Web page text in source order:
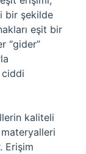
bir şekilde
eşit bir
“gider”
ciddi
kaliteli
Erişim